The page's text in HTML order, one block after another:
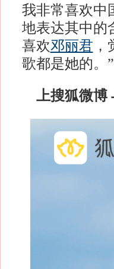
我非常喜欢中
地表达其中的
喜欢邓丽君
歌都是她的。”
上搜狐微博